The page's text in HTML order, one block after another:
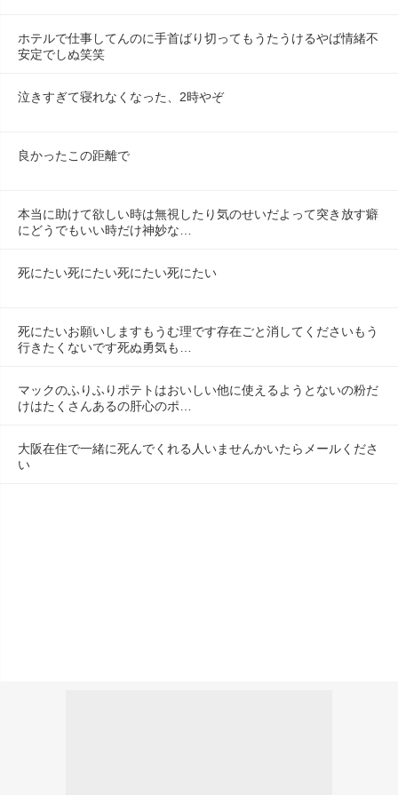
ホテルで仕事してんのに手首ばり切ってもうたうけるやば情緒不
安定でしぬ笑笑
泣きすぎて寝れなくなった、2時やぞ
良かったこの距離で
本当に助けて欲しい時は無視したり気のせいだよって突き放す癖
にどうでもいい時だけ神妙な…
死にたい死にたい死にたい死にたい
死にたいお願いしますもうむ理です存在ごと消してくださいもう
行きたくないです死ぬ勇気も…
マックのふりふりポテトはおいしい他に使えるようとないの粉だ
けはたくさんあるの肝心のポ…
大阪在住で一緒に死んでくれる人いませんかいたらメールくださ
い